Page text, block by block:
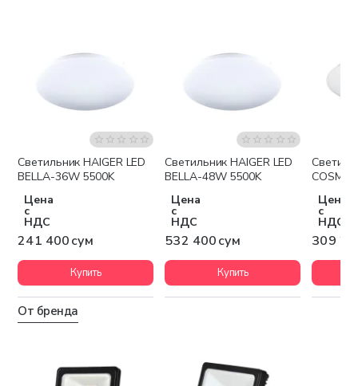
Светильник HAIGER LED
BELLA-36W 5500K
Цена
с
НДС
241 400 сум
Купить
Светильник HAIGER LED
BELLA-48W 5500K
Цена
с
НДС
532 400 сум
Купить
Цена
с
НДС
309
От бренда